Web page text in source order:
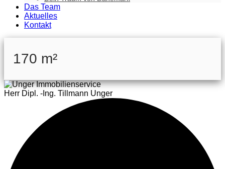
Das Team
Aktuelles
Kontakt
170 m²
Herr Dipl. -Ing. Tillmann Unger